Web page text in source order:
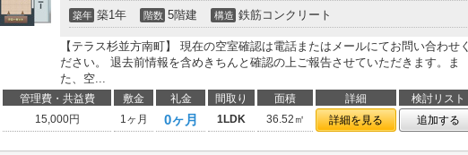
築年 築1年 階数 5階建 構造 鉄筋コンクリート
【テラス杉並方南町】 現在の空室確認は電話またはメールにてお問い合わせく
ださい。 退去前情報を含めきちんと確認の上ご報告させていただきます。ま
た、空...
管理費・共益費 敷金 礼金 間取り 面積 詳細
検討リスト
15,000円 1ヶ月 0ヶ月 1LDK 36.52㎡ 詳細を見る 追加する